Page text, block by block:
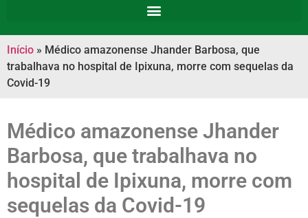
Início » Médico amazonense Jhander Barbosa, que
trabalhava no hospital de Ipixuna, morre com sequelas da
Covid-19
Médico amazonense Jhander
Barbosa, que trabalhava no
hospital de Ipixuna, morre com
sequelas da Covid-19